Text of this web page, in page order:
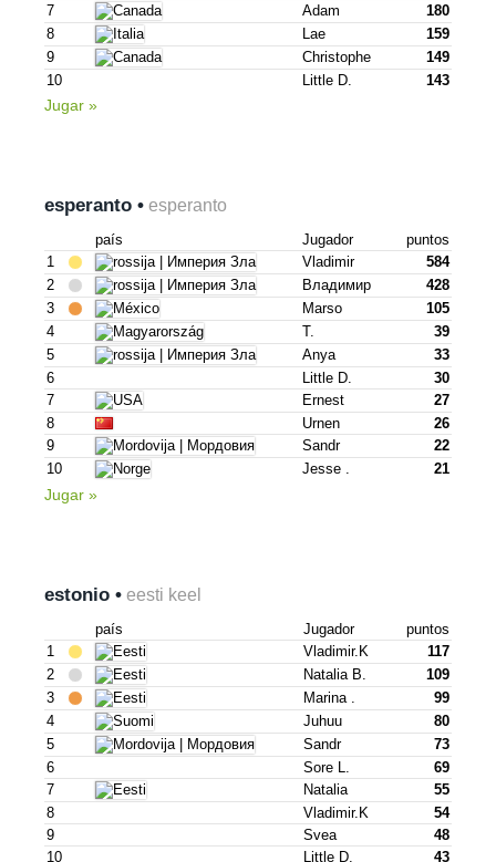
7
Adam
180
8
Lae
159
9
Christophe
149
10
Little D. 143
Jugar »
esperanto • esperanto
país Jugador
puntos
1
Vladimir
584
2
Владимир
428
3
Marso
105
4
T.
39
5
Anya
33
6
Little D.
30
7
Ernest
27
8
Urnen
26
9
Sandr
22
10
Jesse . 21
Jugar »
estonio • eesti keel
país Jugador
puntos
1
Vladimir.k
117
2
Natalia B.
109
3
Marina .
99
4
Juhuu
80
5
Sandr
73
6
Sore L.
69
7
Natalia
55
8
Vladimir.k
54
9
Svea
48
10
Little D. 43